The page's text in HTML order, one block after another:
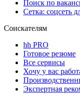
Поиск по
Сетка: соцсеть
Соискателям
hh PRO
Готовое резюме
Все сервисы
Хочу у вас
Экспертная